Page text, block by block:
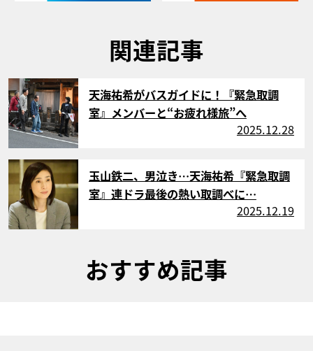
関連記事
サムネイル
天海祐希がバスガイドに！『緊急取調
室』メンバーと“お疲れ様旅”へ
2025.12.28
サムネイル
玉山鉄二、男泣き…天海祐希『緊急取調
室』連ドラ最後の熱い取調べに…
2025.12.19
おすすめ記事